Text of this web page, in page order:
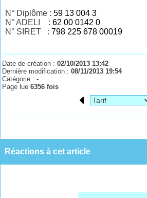
N° Diplôme :59 13 004 3
N° ADELI :62 00 0142 0
N° SIRET :798 225 678 00019
Date de création :02/10/2013 13:42
Dernière modification :08/11/2013 19:54
Catégorie :-
Page lue6356 fois
Réactions à cet article